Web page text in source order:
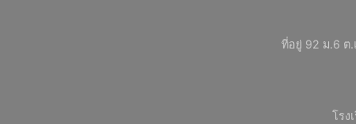
ที่อยู่ 92 ม.6 ต.
โรง